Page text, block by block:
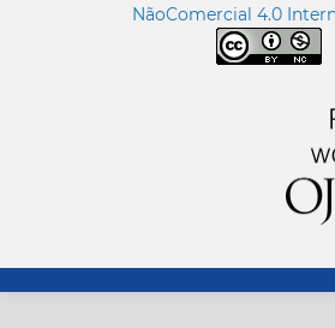
NãoComercial 4.0